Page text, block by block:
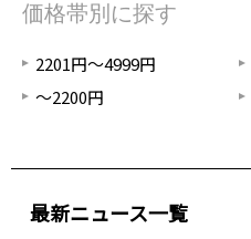
価格帯別に探す
2201円～4999円
～2200円
最新ニュース一覧